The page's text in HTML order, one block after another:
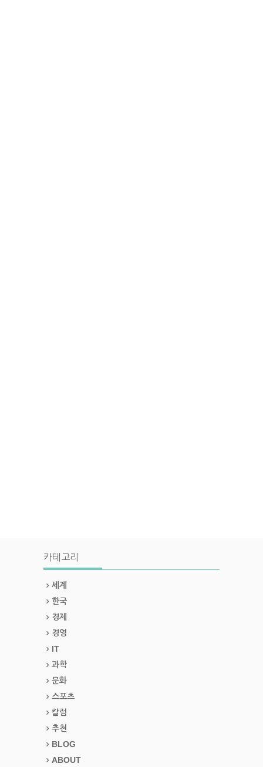
카테고리
세계
한국
경제
경영
IT
과학
문화
스포츠
칼럼
추천
BLOG
ABOUT